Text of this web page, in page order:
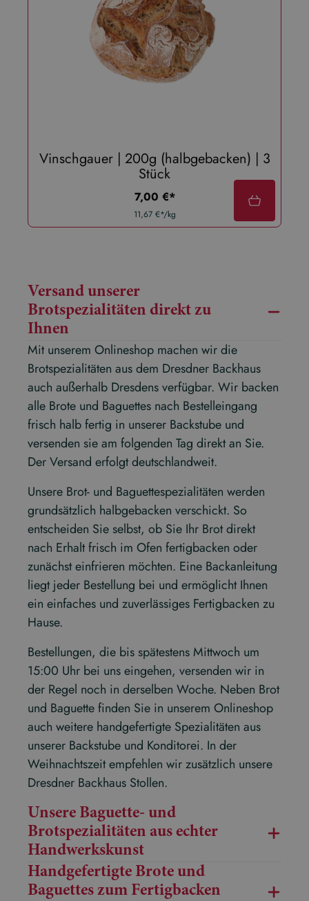
Vinschgauer | 200g (halbgebacken) | 3
Stück
regulärer preis:
7,00 €*
11,67 €*/kg
Versand unserer
Brotspezialitäten direkt zu
Ihnen
Mit unserem Onlineshop machen wir die
Brotspezialitäten aus dem Dresdner Backhaus
auch außerhalb Dresdens verfügbar. Wir backen
alle Brote und Baguettes nach Bestelleingang
frisch halb fertig in unserer Backstube und
versenden sie am folgenden Tag direkt an Sie.
Der Versand erfolgt deutschlandweit.
Unsere Brot- und Baguettespezialitäten werden
grundsätzlich halbgebacken verschickt. So
entscheiden Sie selbst, ob Sie Ihr Brot direkt
nach Erhalt frisch im Ofen fertigbacken oder
zunächst einfrieren möchten. Eine Backanleitung
liegt jeder Bestellung bei und ermöglicht Ihnen
ein einfaches und zuverlässiges Fertigbacken zu
Hause.
Bestellungen, die bis spätestens Mittwoch um
15:00 Uhr bei uns eingehen, versenden wir in
der Regel noch in derselben Woche. Neben Brot
und Baguette finden Sie in unserem Onlineshop
auch weitere handgefertigte Spezialitäten aus
unserer Backstube und Konditorei. In der
Weihnachtszeit empfehlen wir zusätzlich unsere
Dresdner Backhaus Stollen.
Unsere Baguette- und
Brotspezialitäten aus echter
Handwerkskunst
Handgefertigte Brote und
Baguettes zum Fertigbacken